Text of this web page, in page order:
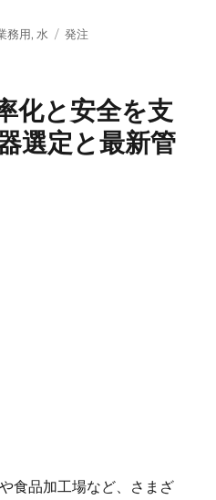
務用,水
タ
発注
化と安全を支
選定と最新管
食品加工場など、さまざ